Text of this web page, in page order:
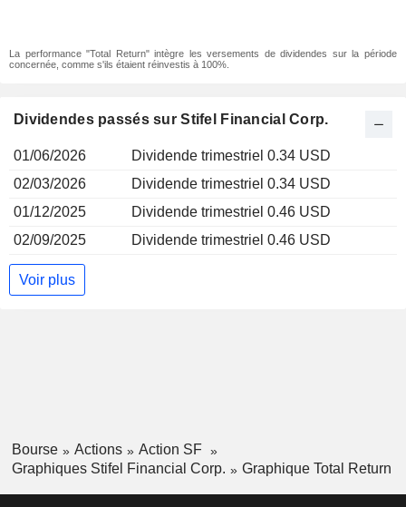
La performance "Total Return" intègre les versements de dividendes sur la période
concernée, comme s'ils étaient réinvestis à 100%.
Dividendes passés sur Stifel Financial Corp.
01/06/2026
Dividende trimestriel 0.34 USD
02/03/2026
Dividende trimestriel 0.34 USD
01/12/2025
Dividende trimestriel 0.46 USD
02/09/2025
Dividende trimestriel 0.46 USD
Voir plus
Bourse Actions
Action SF
Graphiques Stifel Financial Corp.
Graphique Total Return